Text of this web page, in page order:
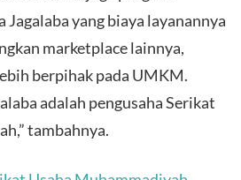
Jagalaba yang biaya layanannya
marketplace lainnya,
berpihak pada UMKM.
adalah pengusaha Serikat
tambahnya.